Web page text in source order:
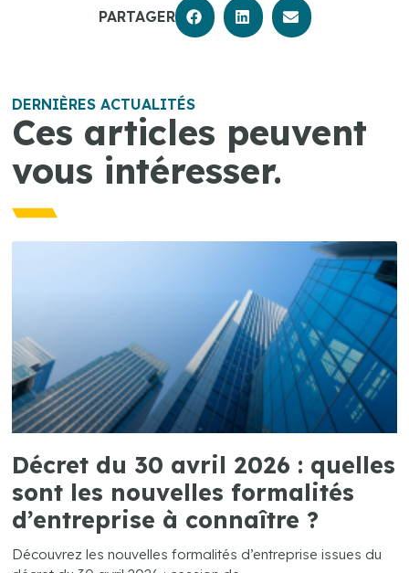
PARTAGER
DERNIÈRES ACTUALITÉS
Ces articles peuvent
vous intéresser.
Décret du 30 avril 2026 : quelles
sont les nouvelles formalités
d’entreprise à connaître ?
Découvrez les nouvelles formalités d’entreprise issues du